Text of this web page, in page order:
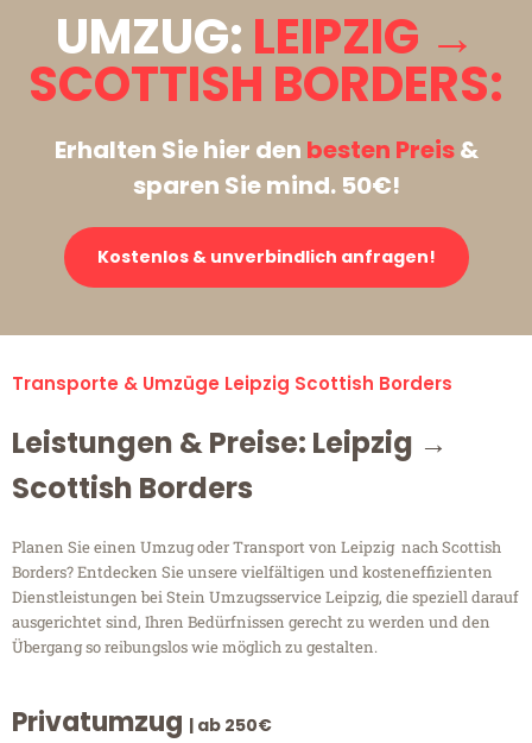
UMZUG: LEIPZIG →
SCOTTISH BORDERS:
Erhalten Sie hier den besten Preis&
sparen Sie mind. 50€!
Kostenlos & unverbindlich anfragen!
Transporte & Umzüge Leipzig Scottish Borders
Leistungen & Preise: Leipzig →
Scottish Borders
Planen Sie einen Umzug oder Transport von Leipzig nach Scottish
Borders? Entdecken Sie unsere vielfältigen und kosteneffizienten
Dienstleistungen bei Stein Umzugsservice Leipzig, die speziell darauf
ausgerichtet sind, Ihren Bedürfnissen gerecht zu werden und den
Übergang so reibungslos wie möglich zu gestalten.
Privatumzug | ab 250€